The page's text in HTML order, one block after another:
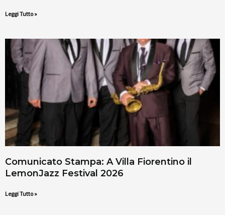
Leggi Tutto »
Comunicato Stampa: A Villa Fiorentino il
LemonJazz Festival 2026
Leggi Tutto »